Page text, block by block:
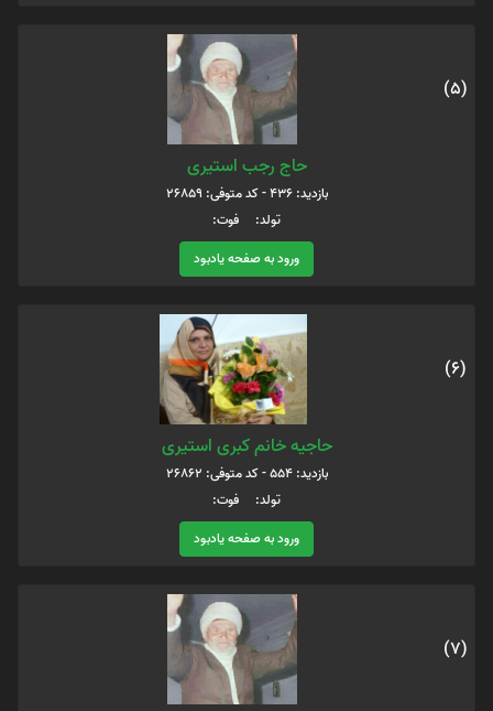
(5)
حاج رجب استیری
بازدید: 436 - کد متوفی: 26859
تولد: فوت:
ورود به صفحه یادبود
(6)
حاجیه خانم کبری استیری
بازدید: 554 - کد متوفی: 26862
تولد: فوت:
ورود به صفحه یادبود
(7)